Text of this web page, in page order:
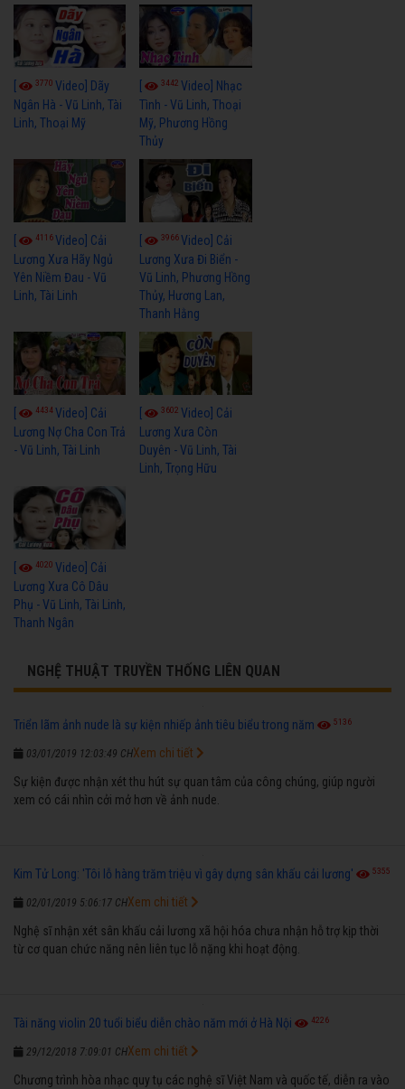
3770 Video] Dãy
Ngân Hà - Vũ Linh, Tài
Linh, Thoại Mỹ
3442Video] Nhạc
Tình - Vũ Linh, Thoại
Mỹ, Phương Hồng
Thủy
4116Video] Cải
Lương Xưa Hãy Ngủ
Yên Niềm Đau - Vũ
Linh, Tài Linh
3966Video] Cải
Lương Xưa Đi Biển -
Vũ Linh, Phương Hồng
Thủy, Hương Lan,
Thanh Hằng
4434Video] Cải
Lương Nợ Cha Con Trả
- Vũ Linh, Tài Linh
3602Video] Cải
Lương Xưa Còn
Duyên - Vũ Linh, Tài
Linh, Trọng Hữu
[ 4020 Video] Cải
Lương Xưa Cô Dâu
Phụ - Vũ Linh, Tài Linh,
Thanh Ngân
NGHỆ THUẬT TRUYỀN THỐNG LIÊN QUAN
Triển lãm ảnh nude là sự kiện nhiếp ảnh tiêu biểu trong năm 5136
03/01/2019 12:03:49 CH
Sự kiện được nhận xét thu hút sự quan tâm của công chúng, giúp người
xem có cái nhìn cởi mở hơn về ảnh nude.
Xem chi tiết
Kim Tử Long: 'Tôi lỗ hàng trăm triệu vì gây dựng sân khấu cải lương' 5355
02/01/2019 5:06:17 CH
Nghệ sĩ nhận xét sân khấu cải lương xã hội hóa chưa nhận hỗ trợ kịp thời
từ cơ quan chức năng nên liên tục lỗ nặng khi hoạt động.
Xem chi tiết
Tài năng violin 20 tuổi biểu diễn chào năm mới ở Hà Nội 4226
29/12/2018 7:09:01 CH
Chương trình hòa nhạc quy tụ các nghệ sĩ Việt Nam và quốc tế, diễn ra vào
Xem chi tiết